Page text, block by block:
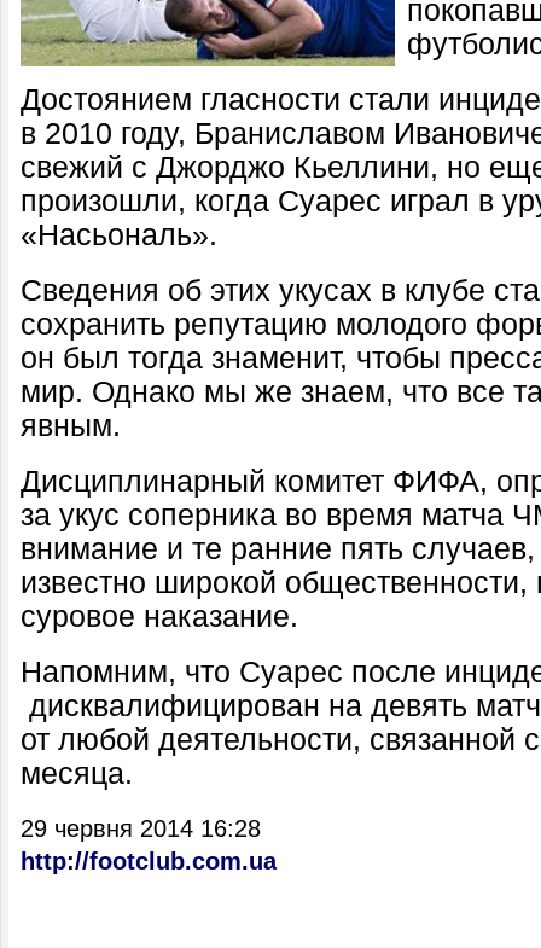
Достоянием гласности стали
в 2010 году, Браниславом
свежий с Джорджо Кьеллини, но
произошли, когда Суарес играл в
«Насьональ».
Сведения об этих укусах в клубе
сохранить репутацию молодого
он был тогда знаменит, чтобы
мир. Однако мы же знаем, что все
явным.
Дисциплинарный комитет ФИФА,
за укус соперника во время матча
внимание и те ранние пять
известно широкой общественности,
суровое наказание.
Напомним, что Суарес после
дисквалифицирован на девять
от любой деятельности, связанной
месяца.
29 червня 2014 16:28
http://footclub.com.ua